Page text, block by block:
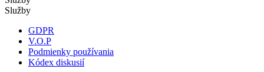
Služby
GDPR
V.O.P
Podmienky používania
Kódex diskusií